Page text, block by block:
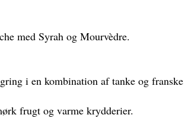
med Syrah og Mourvèdre.
i en kombination af tanke og franske
frugt og varme krydderier.